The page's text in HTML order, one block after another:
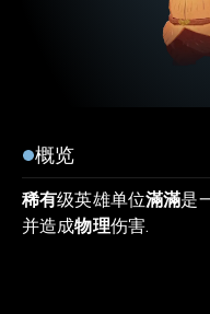
概览
稀有级英雄单位滿滿是
并造成物理伤害.